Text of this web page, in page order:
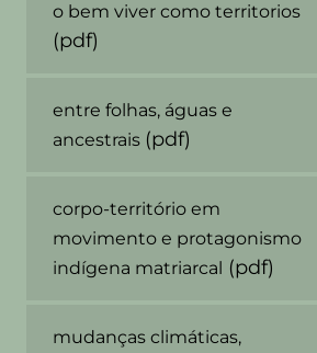
o bem viver como territorios
(pdf)
entre folhas, águas e
ancestrais (pdf)
corpo-território em
movimento e protagonismo
indígena matriarcal
(pdf)
mudanças climáticas,